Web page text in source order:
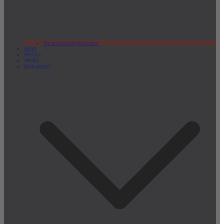
Veranstaltungskalender
Sport
Verkehr
Verlag
lokal.report